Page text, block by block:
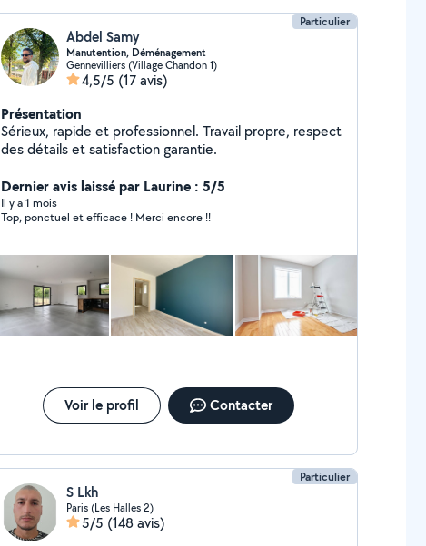
Particulier
Abdel Samy
Manutention, Déménagement
Gennevilliers (Village Chandon 1)
4,5/5 (17 avis)
Présentation
Sérieux, rapide et professionnel. Travail propre, respect
des détails et satisfaction garantie.
Dernier avis laissé par Laurine : 5/5
Il y a 1 mois
Top, ponctuel et efficace ! Merci encore !!
Voir le profil Contacter
Particulier
S Lkh
Paris (Les Halles 2)
5/5 (148 avis)